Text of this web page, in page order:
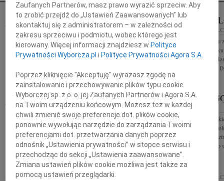
01.07.2022 KIELCE
Koleżance Urszuli Cielibale Szczere wyrazy
współczucia z powodu śmierci Mamy składają
Koleżanki i Koledzy z I LO im. S. Żeromskiego w
Kielcach
HANNA
22.06.2022
Z głębokim
czerwca 2022
najukochańsza
Florczak z domu
03.06.2022KIELCE
Wyrazy głębokiego współczucia dla Roberta
Zaborskiego Dyrektora Świętokrzyskiego Zakładu
Polregio w Kielcach z powodu śmierci Taty składają
Zarząd i Pracownicy POLREGIO...
MAREK
KIELCE
Z głębokim
śmierci Marka
Centre Club
wyrazy szczerego
29.04.2022KIELCE
Zaufanych Partnerów, masz prawo wyrazić sprzeciw. Aby
to zrobić przejdź do „Ustawień Zaawansowanych” lub
skontaktuj się z administratorem – w zależności od
zakresu sprzeciwu i podmiotu, wobec którego jest
kierowany. Więcej informacji znajdziesz w Polityce
Prywatności Wyborcza.pl i Polityce Prywatności Agora S.A.
Poprzez kliknięcie "Akceptuję" wyrażasz zgodę na
zainstalowanie i przechowywanie plików typu cookie
Wyborczej sp. z o. o. jej Zaufanych Partnerów i Agora S.A.
na Twoim urządzeniu końcowym. Możesz też w każdej
chwili zmienić swoje preferencje dot. plików cookie,
ponownie wywołując narzędzie do zarządzania Twoimi
preferencjami dot. przetwarzania danych poprzez
odnośnik „Ustawienia prywatności” w stopce serwisu i
przechodząc do sekcji „Ustawienia zaawansowane”.
Zmiana ustawień plików cookie możliwa jest także za
pomocą ustawień przeglądarki.